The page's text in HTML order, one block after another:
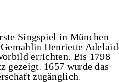
Singspiel in München
Henriette
errichten. Bis 1798
gezeigt. 1657 wurde das
zugänglich.